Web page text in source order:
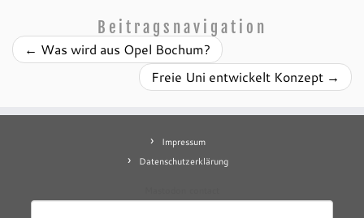
Beitragsnavigation
← Was wird aus Opel Bochum?
Freie Uni entwickelt Konzept →
Impressum
Datenschutzerklärung